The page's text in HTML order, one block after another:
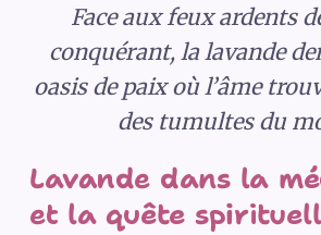
Face aux feux ardents
conquérant, la lavande
oasis de paix où l’âme
des tumultes du
Lavande dans la
et la quête